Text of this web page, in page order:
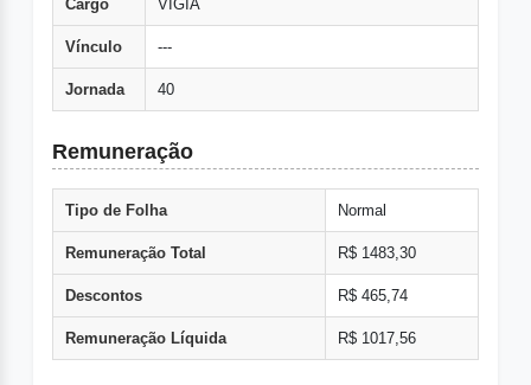
Cargo VIGIA
Vínculo ---
Jornada 40
Remuneração
Tipo de Folha Normal
Remuneração Total R$ 1483,30
Descontos R$ 465,74
Remuneração Líquida R$ 1017,56